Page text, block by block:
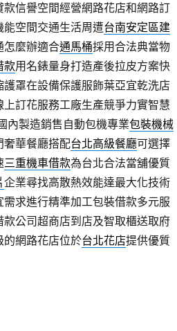
信譽空間經營網路花店和網路訂
空間交通生活周遭台南安定區建
怎麼辦適合通馬桶採用合法典當物
款用名錶量身打造產後拉皮方案快
護罩在設備保護服飾葉亞宜乾洗店
訂花服務工廠生產競爭力實智慧
內製造銷售自動包機專業包裝機械
奢華餐廳搭配台北高級餐廳可選擇
三重機車借款為台北合法當舖優質
企業尋找高散熱效能達最大化技術
需求進行精準加工包裝借款多元服
公司超商店到店及智取櫃送取府
的網路花店位於台北花店提供優質